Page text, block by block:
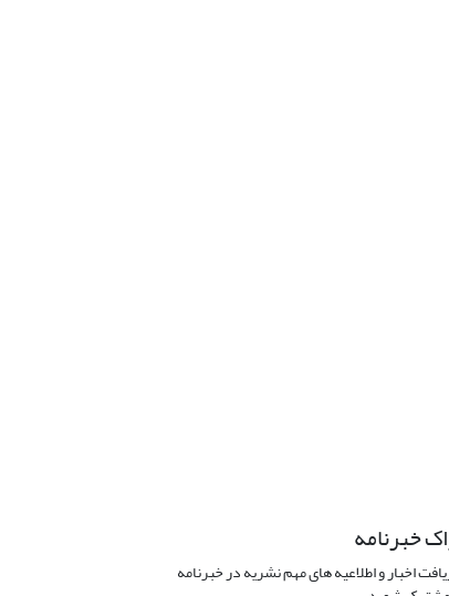
خبرنامه
اخبار و اطلاعیه های مهم نشریه در خبرنامه